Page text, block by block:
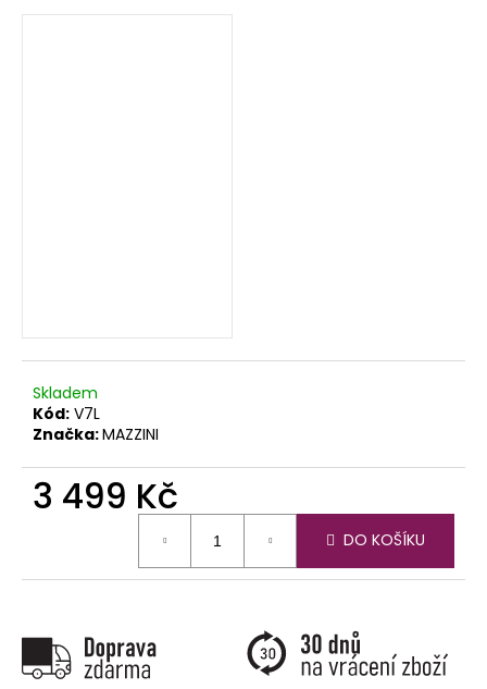
Skladem
Kód: V7L
Značka:MAZZINI
3 499 Kč
DO KOŠÍKU